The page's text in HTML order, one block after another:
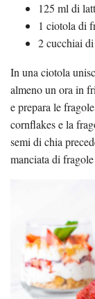
125 ml di
1 ciotola di
2 cucchiai
In una ciotola
almeno un ora in
e prepara le
cornflakes e la
semi di chia
manciata di